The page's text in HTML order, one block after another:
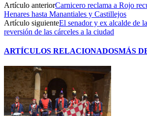
Artículo anteriorCarnicero reclama a Rojo
Henares hasta Manantiales y Castillejos
Artículo siguienteEl senador y ex alcalde de
reversión de las cárceles a la ciudad
ARTÍCULOS RELACIONADOSMÁS